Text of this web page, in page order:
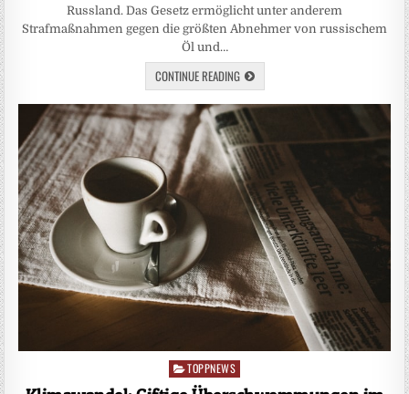
Russland. Das Gesetz ermöglicht unter anderem
Strafmaßnahmen gegen die größten Abnehmer von russischem
Öl und…
CONTINUE READING
Posted
in
TOPPNEWS